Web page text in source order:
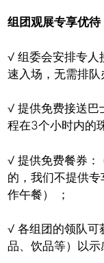
组团观展专享优待
√ 组委会安排专人
速入场，无需排队
√ 提供免费接送巴
程在3个小时内的
√ 提供免费餐券：
的，我们不提供
作午餐） ；
√ 各组团的领队可
品、饮品等）以示